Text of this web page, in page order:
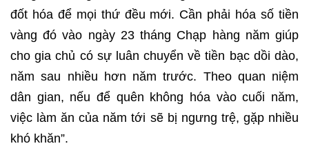
đốt hóa để mọi thứ đều mới. Cần phải hóa số tiền
vàng đó vào ngày 23 tháng Chạp hàng năm giúp
cho gia chủ có sự luân chuyển về tiền bạc dồi dào,
năm sau nhiều hơn năm trước. Theo quan niệm
dân gian, nếu để quên không hóa vào cuối năm,
việc làm ăn của năm tới sẽ bị ngưng trệ, gặp nhiều
khó khăn”.